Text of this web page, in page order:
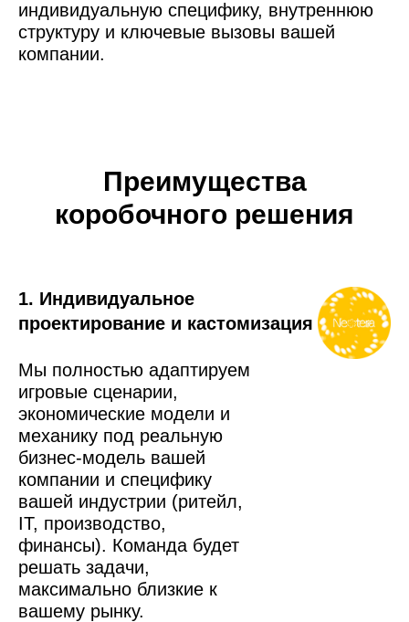
индивидуальную специфику, внутреннюю
структуру и ключевые вызовы вашей
компании.
Преимущества
коробочного решения
1. Индивидуальное
проектирование и кастомизация
Мы полностью адаптируем
игровые сценарии,
экономические модели и
механику под реальную
бизнес-модель вашей
компании и специфику
вашей индустрии (ритейл,
IT, производство,
финансы). Команда будет
решать задачи,
максимально близкие к
вашему рынку.